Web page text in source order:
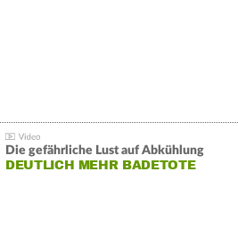
Die gefährliche Lust auf Abkühlung
DEUTLICH MEHR BADETOTE